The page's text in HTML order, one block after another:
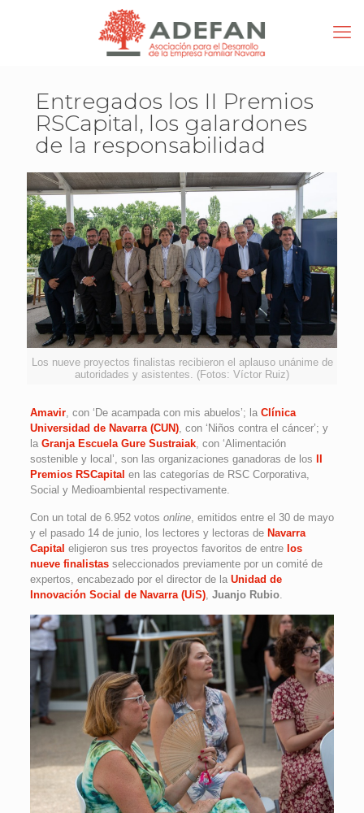
Entregados los II Premios
RSCapital, los galardones
de la responsabilidad
Los nueve proyectos finalistas recibieron el aplauso unánime de
autoridades y asistentes. (Fotos: Víctor Ruiz)
Amavir, con ‘De acampada con mis abuelos’; la Clínica
Universidad de Navarra (CUN), con ‘Niños contra el cáncer’; y
la Granja Escuela Gure Sustraiak, con ‘Alimentación
sostenible y local’, son las organizaciones ganadoras de los
Premios RSCapital en las categorías de RSC Corporativa,
Social y Medioambiental respectivamente.
Con un total de 6.952 votos online, emitidos entre el 30 de mayo
y el pasado 14 de junio, los lectores y lectoras de Navarra
Capital eligieron sus tres proyectos favoritos de entre los
nueve finalistasseleccionados previamente por un comité de
expertos, encabezado por el director de la Unidad de
Innovación Social de Navarra (UiS), Juanjo Rubio.